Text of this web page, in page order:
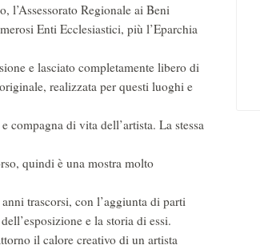
l’Assessorato Regionale ai Beni
Enti Ecclesiastici, più l’Eparchia
e lasciato completamente libero di
realizzata per questi luoghi e
compagna di vita dell’artista. La stessa
quindi è una mostra molto
trascorsi, con l’aggiunta di parti
e la storia di essi.
il calore creativo di un artista